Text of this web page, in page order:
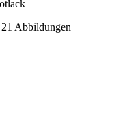
Abbildungen